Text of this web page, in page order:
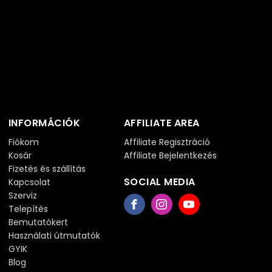
INFORMÁCIÓK
Fiókom
Kosár
Fizetés és szállítás
Kapcsolat
Szerviz
Telepítés
Bemutatókert
Használati útmutatók
GYIK
Blog
AFFILIATE AREA
Affiliate Regisztráció
Affiliate Bejelentkezés
SOCIAL MEDIA